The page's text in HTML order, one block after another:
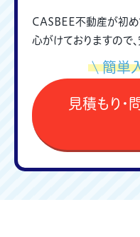
CASBEE不動産が初め
心がけておりますので
簡単
見積もり・